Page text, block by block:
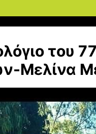
του
Μελίνα